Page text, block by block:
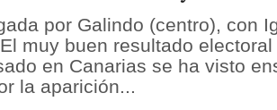
por Galindo (centro), con
muy buen resultado
en Canarias se ha visto
la aparición...